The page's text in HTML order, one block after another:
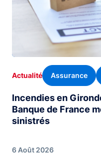
Actualité Assurance
Incendies en
Banque de France
sinistrés
6 Août 2026